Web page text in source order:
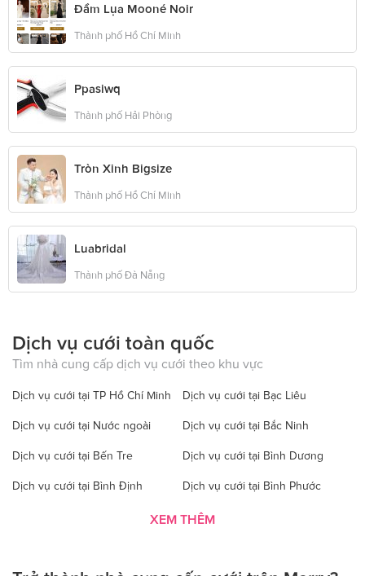
Đầm Lụa Mooné Noir
Thành phố Hồ Chí Minh
Ppasiwq
Thành phố Hải Phòng
Tròn Xinh Bigsize
Thành phố Hồ Chí Minh
Luabridal
Thành phố Đà Nẵng
Dịch vụ cưới toàn quốc
Tìm nhà cung cấp dịch vụ cưới theo khu vực
Dịch vụ cưới tại TP Hồ Chí Minh Dịch vụ cưới tại Bạc Liêu
Dịch vụ cưới tại Nước ngoài Dịch vụ cưới tại Bắc Ninh
Dịch vụ cưới tại Bến Tre Dịch vụ cưới tại Bình Dương
Dịch vụ cưới tại Bình Định Dịch vụ cưới tại Bình Phước
Dịch vụ cưới tại Bình Thuận Dịch vụ cưới tại Cà Mau
XEM THÊM